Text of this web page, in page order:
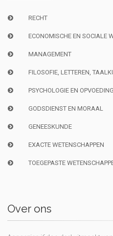
RECHT
ECONOMISCHE EN SOCIALE
MANAGEMENT
FILOSOFIE, LETTEREN,
PSYCHOLOGIE EN OPVOEDING
GODSDIENST EN MORAAL
GENEESKUNDE
EXACTE WETENSCHAPPEN
TOEGEPASTE
Over ons